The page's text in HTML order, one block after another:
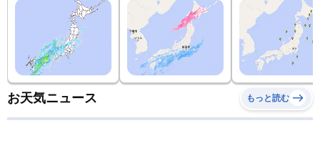
お天気ニュース もっと読む